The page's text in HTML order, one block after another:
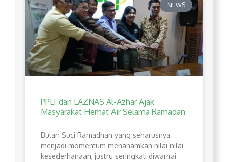
NEWS
PPLI dan LAZNAS Al-Azhar Ajak
Masyarakat Hemat Air Selama Ramadan
Bulan Suci Ramadhan yang seharusnya
menjadi momentum menanamkan nilai-nilai
kesederhanaan, justru seringkali diwarnai